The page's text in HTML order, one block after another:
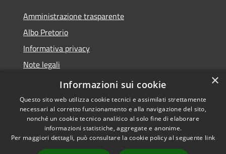
Amministrazione trasparente
Albo Pretorio
Informativa privacy
Note legali
Dichiarazione di accessibilità
Accessibilità
Copyright © 2026 • Comune di
Caravaggio • Powered by
×
Informazioni sui cookie
Questo sito web utilizza cookie tecnici e assimilati strettamente
necessari al corretto funzionamento e alla navigazione del sito,
nonché un cookie tecnico analitico al solo fine di elaborare
informazioni statistiche, aggregate e anonime.
Per maggiori dettagli, può consultare la cookie policy al seguente link